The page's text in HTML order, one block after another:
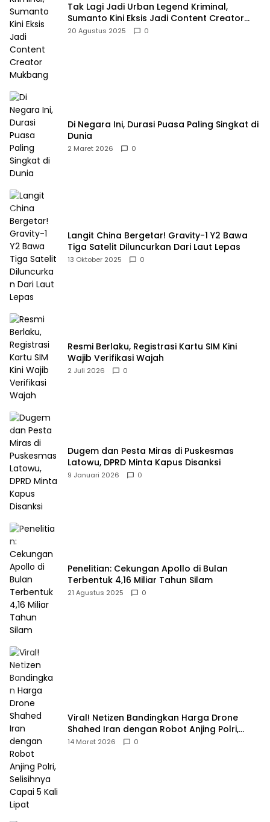
Tak Lagi Jadi Urban Legend Kriminal,
Sumanto Kini Eksis Jadi Content Creator
Mukbang
20 Agustus 2025 0
Di Negara Ini, Durasi Puasa Paling Singkat di
Dunia
2 Maret 2026 0
Langit China Bergetar! Gravity-1 Y2 Bawa
Tiga Satelit Diluncurkan Dari Laut Lepas
13 Oktober 2025 0
Resmi Berlaku, Registrasi Kartu SIM Kini
Wajib Verifikasi Wajah
2 Juli 2026 0
Dugem dan Pesta Miras di Puskesmas
Latowu, DPRD Minta Kapus Disanksi
9 Januari 2026 0
Penelitian: Cekungan Apollo di Bulan
Terbentuk 4,16 Miliar Tahun Silam
21 Agustus 2025 0
Viral! Netizen Bandingkan Harga Drone
Shahed Iran dengan Robot Anjing Polri,
Selisihnya Capai 5 Kali Lipat
14 Maret 2026 0